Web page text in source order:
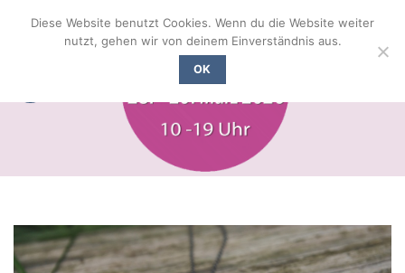
Inhalt
Diese Website benutzt Cookies. Wenn du die Website weiter
nutzt, gehen wir von deinem Einverständnis aus.
OK